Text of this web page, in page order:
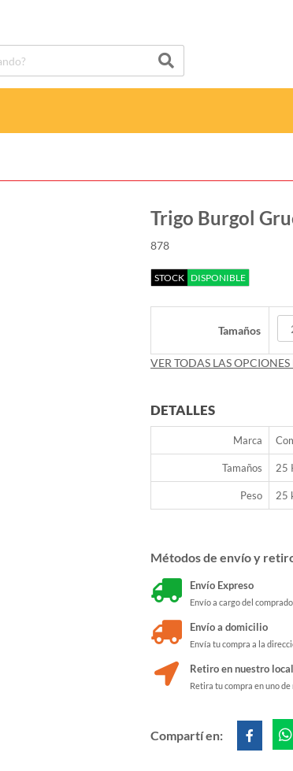
Trigo Burgol
878
STOCK DISPONIBLE
Tamaños
VER TODAS LAS
DETALLES
Marca
Tamaños 25
Peso 25
Métodos de envío y
Envío Expreso
Envío a cargo del
Envío a domicilio
Envía tu compra a la
Retiro en nuestro local
Retira tu compra en uno
Compartí en: